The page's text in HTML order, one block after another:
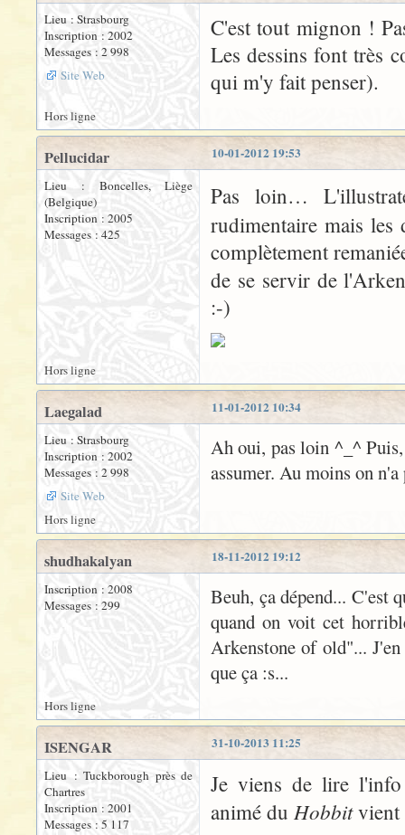
Lieu : Strasbourg
Inscription : 2002
Messages : 2 998
Site Web
C'est tout mignon !
Les dessins font très
qui m'y fait penser).
Hors ligne
10-01-2012 19:53
Pellucidar
Lieu : Boncelles, Liège
(Belgique)
Inscription : 2005
Messages : 425
Pas loin…
rudimentaire mais les
complètement
de se servir de
:-)
Hors ligne
11-01-2012 10:34
Laegalad
Lieu : Strasbourg
Inscription : 2002
Messages : 2 998
Site Web
Ah oui, pas loin ^_^
assumer. Au moins on
Hors ligne
18-11-2012 19:12
shudhakalyan
Inscription : 2008
Messages : 299
Beuh, ça dépend...
quand on voit cet
Arkenstone of old"...
que ça :s...
Hors ligne
31-10-2013 11:25
ISENGAR
Lieu : Tuckborough près de
Chartres
Inscription : 2001
Messages : 5 117
Je viens de lire
animé du Hobbit